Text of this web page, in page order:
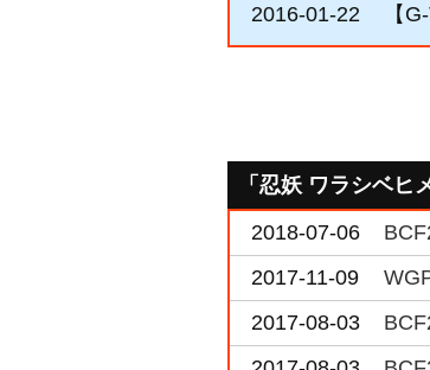
2016-01-22 【
「忍妖 ワラシベヒ
2018-07-06
2017-11-09
2017-08-03